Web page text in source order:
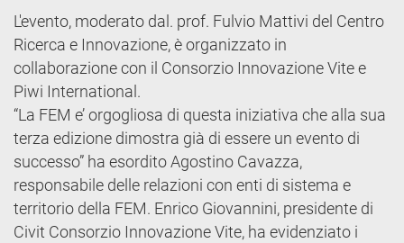
L'evento, moderato dal. prof. Fulvio Mattivi del Centro
Ricerca e Innovazione, è organizzato in
collaborazione con il Consorzio Innovazione Vite e
Piwi International.
“La FEM e’ orgogliosa di questa iniziativa che alla sua
terza edizione dimostra già di essere un evento di
successo” ha esordito Agostino Cavazza,
responsabile delle relazioni con enti di sistema e
territorio della FEM. Enrico Giovannini, presidente di
Civit Consorzio Innovazione Vite, ha evidenziato i